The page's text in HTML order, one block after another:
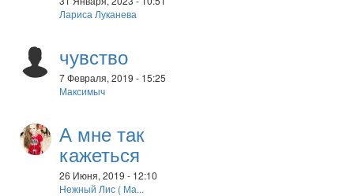
Лариса Луканева
чувство
7 Февраля, 2019 - 15:25
Максимыч
А мне так
кажеться
26 Июня, 2019 - 12:10
Нежный Лис ( Ма...